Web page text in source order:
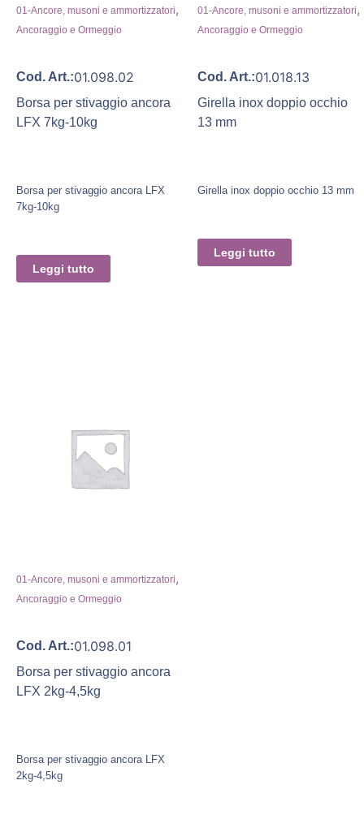
01-Ancore, musoni e ammortizzatori,
Ancoraggio e Ormeggio
Cod. Art.:01.098.02
Borsa per stivaggio ancora
LFX 7kg-10kg
Borsa per stivaggio ancora LFX
7kg-10kg
Leggi tutto
01-Ancore, musoni e ammortizzatori,
Ancoraggio e Ormeggio
Cod. Art.:01.018.13
Girella inox doppio occhio
13 mm
Girella inox doppio occhio 13 mm
Leggi tutto
01-Ancore, musoni e ammortizzatori,
Ancoraggio e Ormeggio
Cod. Art.:01.098.01
Borsa per stivaggio ancora
LFX 2kg-4,5kg
Borsa per stivaggio ancora LFX
2kg-4,5kg